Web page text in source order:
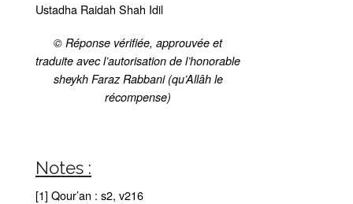
Ustadha Raidah Shah Idil
© Réponse vérifiée, approuvée et
traduite avec l’autorisation de l’honorable
sheykh Faraz Rabbani (qu’Allâh le
récompense)
Notes :
[1] Qour’an : s2, v216